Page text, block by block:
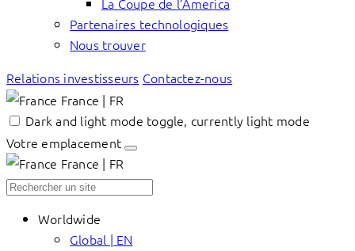
Partenaires technologiques
Nous trouver
Relations investisseurs Contactez-nous
France | FR
Dark and light mode toggle, currently light mode
Votre emplacement
France | FR
Worldwide
Global | EN